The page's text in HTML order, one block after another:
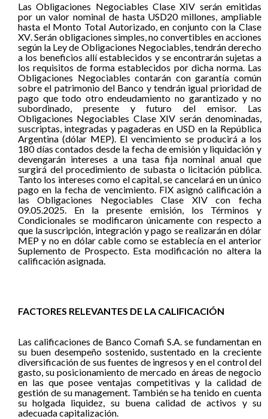
Las Obligaciones Negociables Clase XIV serán emitidas
por un valor nominal de hasta USD20 millones, ampliable
hasta el Monto Total Autorizado,en conjunto con la Clase
XV. Serán obligaciones simples, no convertibles en acciones
según la Ley de Obligaciones Negociables, tendrán derecho
a los beneficios allí establecidos y se encontrarán sujetas a
los requisitos de forma establecidos por dicha norma. Las
Obligaciones Negociables contarán con garantía común
sobre el patrimonio del Banco y tendrán igual prioridad de
pago que todo otro endeudamiento no garantizado y no
subordinado, presente y futuro del emisor. Las
Obligaciones Negociables Clase XIV serán denominadas,
suscriptas, integradas y pagaderas en USD en la República
Argentina (dólar MEP). El vencimiento se producirá a los
180 días contados desde la fecha de emisión y liquidación y
devengarán intereses a una tasa fija nominal anual que
surgirá del procedimiento de subasta o licitación pública.
Tanto los intereses como el capital, se cancelará en un único
pago en la fecha de vencimiento. FIX asignó calificación a
las Obligaciones Negociables Clase XIV con fecha
09.05.2025. En la presente emisión, los Términos y
Condicionales se modificaron únicamente con respecto a
que la suscripción, integración y pago se realizarán en dólar
MEP y no en dólar cable como se establecía en el anterior
Suplemento de Prospecto. Esta modificación no altera la
calificación asignada.
FACTORES RELEVANTES DE LA CALIFICACIÓN
Las calificaciones de Banco Comafi S.A. se fundamentan en
su buen desempeño sostenido, sustentado en la creciente
diversificación de sus fuentes de ingresos y en el control del
gasto, su posicionamiento de mercado en áreas de negocio
en las que posee ventajas competitivas y la calidad de
gestión de su management. También se ha tenido en cuenta
su holgada liquidez, su buena calidad de activos y su
adecuada capitalización.